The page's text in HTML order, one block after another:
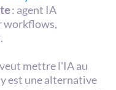
: agent IA
workflows,
mettre l'IA au
est une alternative